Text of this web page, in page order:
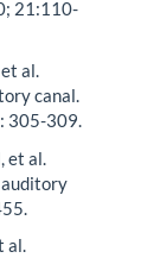
21:110-
al.
canal.
305-309.
et al.
auditory
al.